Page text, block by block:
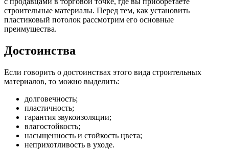
строительные материалы. Перед тем, как установить
пластиковый потолок рассмотрим его основные
преимущества.
Достоинства
Если говорить о достоинствах этого вида строительных
материалов, то можно выделить:
долговечность;
пластичность;
гарантия звукоизоляции;
влагостойкость;
насыщенность и стойкость цвета;
неприхотливость в уходе.